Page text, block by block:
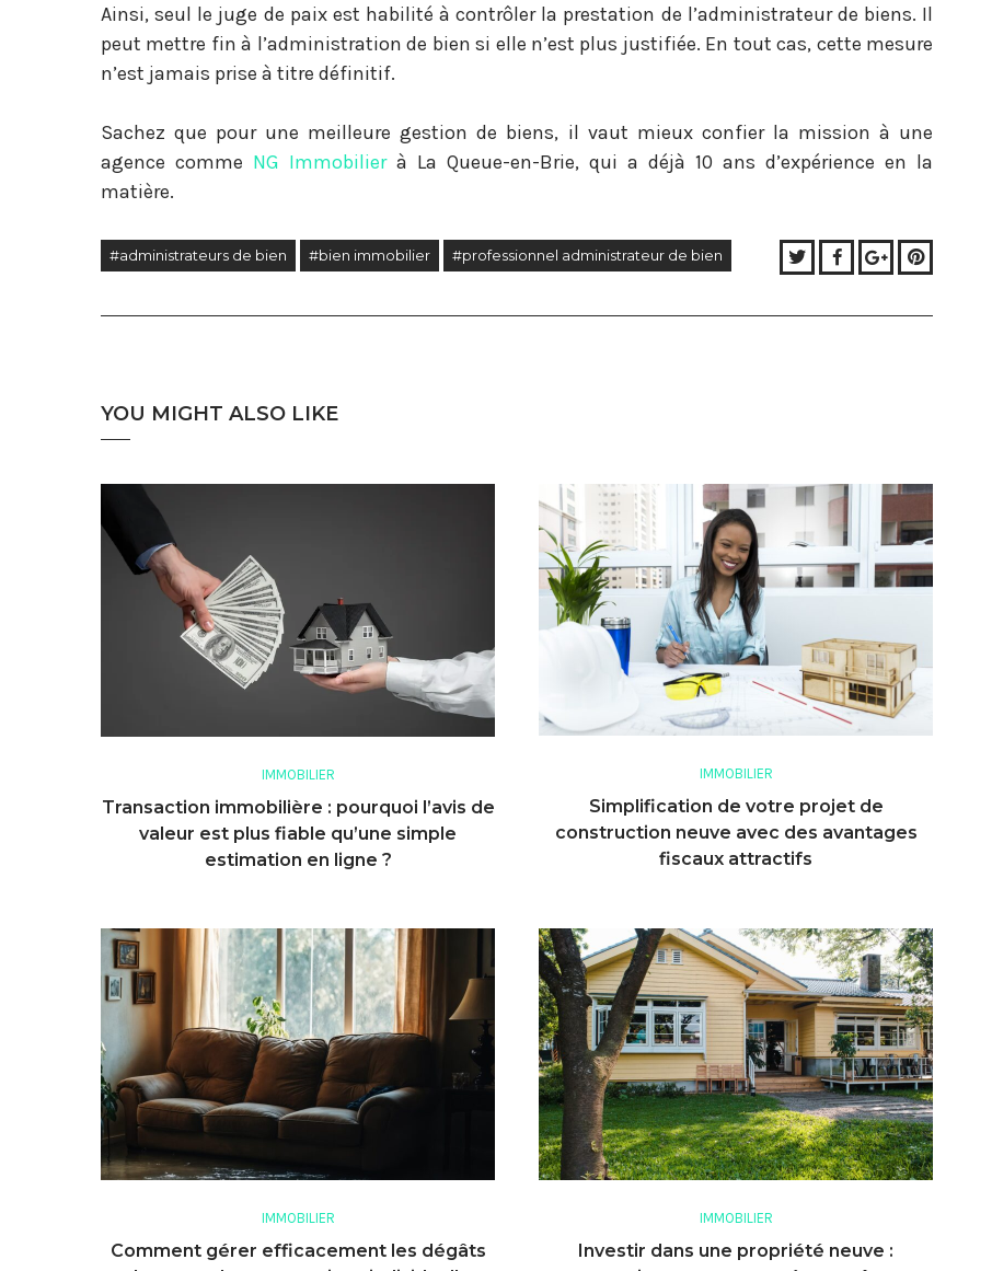
Ainsi, seul le juge de paix est habilité à contrôler la prestation de l’administrateur de biens. Il
peut mettre fin à l’administration de bien si elle n’est plus justifiée. En tout cas, cette mesure
n’est jamais prise à titre définitif.
Sachez que pour une meilleure gestion de biens, il vaut mieux confier la mission à une
agence comme NG Immobilierà La Queue-en-Brie, qui a déjà 10 ans d’expérience en la
matière.
#administrateurs de bien #bien immobilier #professionnel administrateur de bien TwitterFacebook
Google+Pinterest
YOU MIGHT ALSO LIKE
IMMOBILIER
Transaction immobilière : pourquoi l’avis de
valeur est plus fiable qu’une simple
estimation en ligne ?
IMMOBILIER
Simplification de votre projet de
construction neuve avec des avantages
fiscaux attractifs
IMMOBILIER
Comment gérer efficacement les dégâts
IMMOBILIER
Investir dans une propriété neuve :